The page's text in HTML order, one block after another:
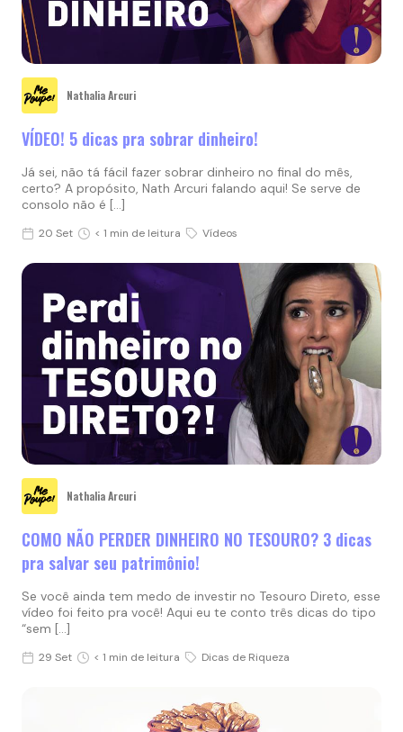
Nathalia Arcuri
VÍDEO! 5 dicas pra sobrar dinheiro!
Já sei, não tá fácil fazer sobrar dinheiro no final do mês,
certo? A propósito, Nath Arcuri falando aqui! Se serve de
consolo não é […]
20 Set < 1 min de leitura Vídeos
Nathalia Arcuri
COMO NÃO PERDER DINHEIRO NO TESOURO? 3 dicas
pra salvar seu patrimônio!
Se você ainda tem medo de investir no Tesouro Direto, esse
vídeo foi feito pra você! Aqui eu te conto três dicas do tipo
“sem […]
29 Set < 1 min de leitura Dicas de Riqueza